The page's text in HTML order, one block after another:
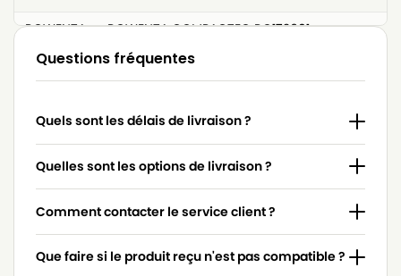
ROWENTA
ROWENTA COMPACTEO RO172601
ROWENTA
ROWENTA COMPACTEO RO173301
ROWENTA
ROWENTA COMPACTEO UPGRADE RO176701
ROWENTA
ROWENTA COMPACTEO UPGRADE RO177301
ROWENTA
ROWENTA City Space RO2465WA
ROWENTA
ROWENTA City Space RO2614EA
Questions fréquentes
Quels sont les délais de livraison ?
Quelles sont les options de livraison ?
Comment contacter le service client ?
Que faire si le produit reçu n'est pas compatible ?